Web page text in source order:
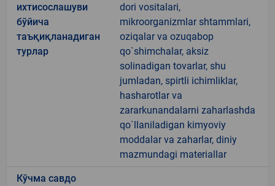
ихтисослашуви
бўйича
таъқиқланадиган
турлар
dori vositalari,
mikroorganizmlar shtammlari,
oziqalar va ozuqabop
qo`shimchalar, aksiz
solinadigan tovarlar, shu
jumladan, spirtli ichimliklar,
hasharotlar va
zararkunandalarni zaharlashda
qo`llaniladigan kimyoviy
moddalar va zaharlar, diniy
mazmundagi materiallar
Кўчма савдо